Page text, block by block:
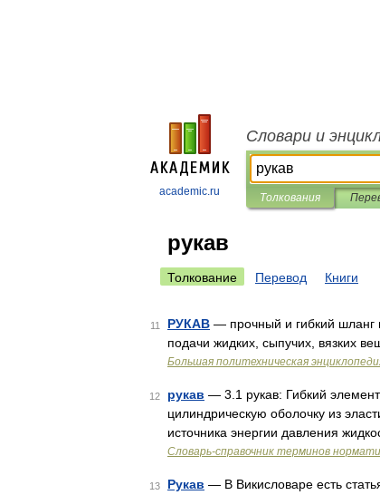
academic.ru
Словари и
Толкования
рукав
Толкование Перевод Книги
11 РУКАВ — прочный и гибкий шланг
подачи жидких, сыпучих, вязких
Большая политехническая
12 рукав — 3.1 рукав: Гибкий
цилиндрическую оболочку из
источника энергии давления
Словарь-справочник терминов
13 Рукав — В Викисловаре есть